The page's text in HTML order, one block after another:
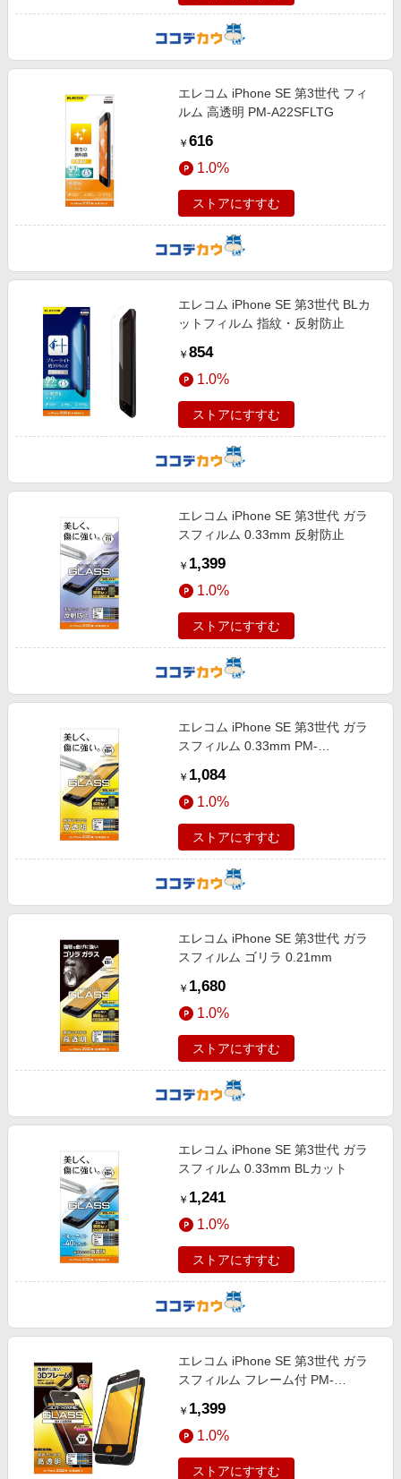
エレコム iPhone SE 第3世代 フィ
ルム 高透明 PM-A22SFLTG
￥ 616
1.0%
ストアにすすむ
エレコム iPhone SE 第3世代 BLカ
ットフィルム 指紋・反射防止
￥ 854
1.0%
ストアにすすむ
エレコム iPhone SE 第3世代 ガラ
スフィルム 0.33mm 反射防止
￥ 1,399
1.0%
ストアにすすむ
エレコム iPhone SE 第3世代 ガラ
スフィルム 0.33mm PM-
￥ 1,084
1.0%
ストアにすすむ
エレコム iPhone SE 第3世代 ガラ
スフィルム ゴリラ 0.21mm
￥ 1,680
1.0%
ストアにすすむ
エレコム iPhone SE 第3世代 ガラ
スフィルム 0.33mm BLカット
￥ 1,241
1.0%
ストアにすすむ
エレコム iPhone SE 第3世代 ガラ
スフィルム フレーム付 PM-
￥ 1,399
1.0%
ストアにすすむ